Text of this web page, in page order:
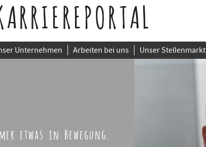
Unternehmen Arbeiten bei uns Unser Stellenmarkt
etwas in Bewegung.